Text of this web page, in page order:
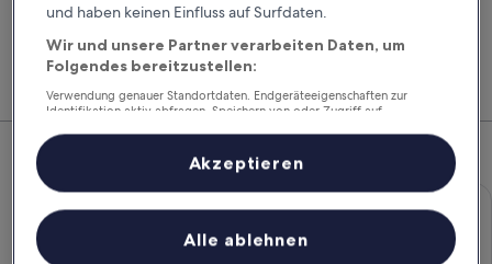
Vergleiche Autovermieter und buche Flug, Hotel
und Mietwagen zusammen, um noch mehr zu
Top-Mietwagenangebote – Rust
Economy
Chevrolet Spark
Economy Chevrolet Spark
und haben keinen Einfluss auf Surfdaten.
Wir und unsere Partner verarbeiten Daten, um
Folgendes bereitzustellen:
Verwendung genauer Standortdaten. Endgeräteeigenschaften zur
Identifikation aktiv abfragen. Speichern von oder Zugriff auf
Inhalte, Messung von Werbeleistung und der Performance von Inhalten,
Zielgruppenforschung sowie Entwicklung und Verbesserung von
Liste der Partner (Lieferanten)
Alle ablehnen
Akzeptieren